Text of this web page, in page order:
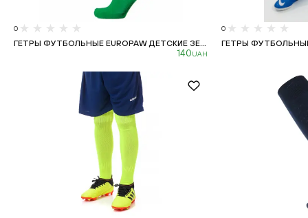
0
ГЕТРЫ ФУТБОЛЬНЫЕ EUROPAW ДЕТСКИЕ ЗЕ...
140UAH
0
ГЕТРЫ ФУТБОЛЬНЫЕ